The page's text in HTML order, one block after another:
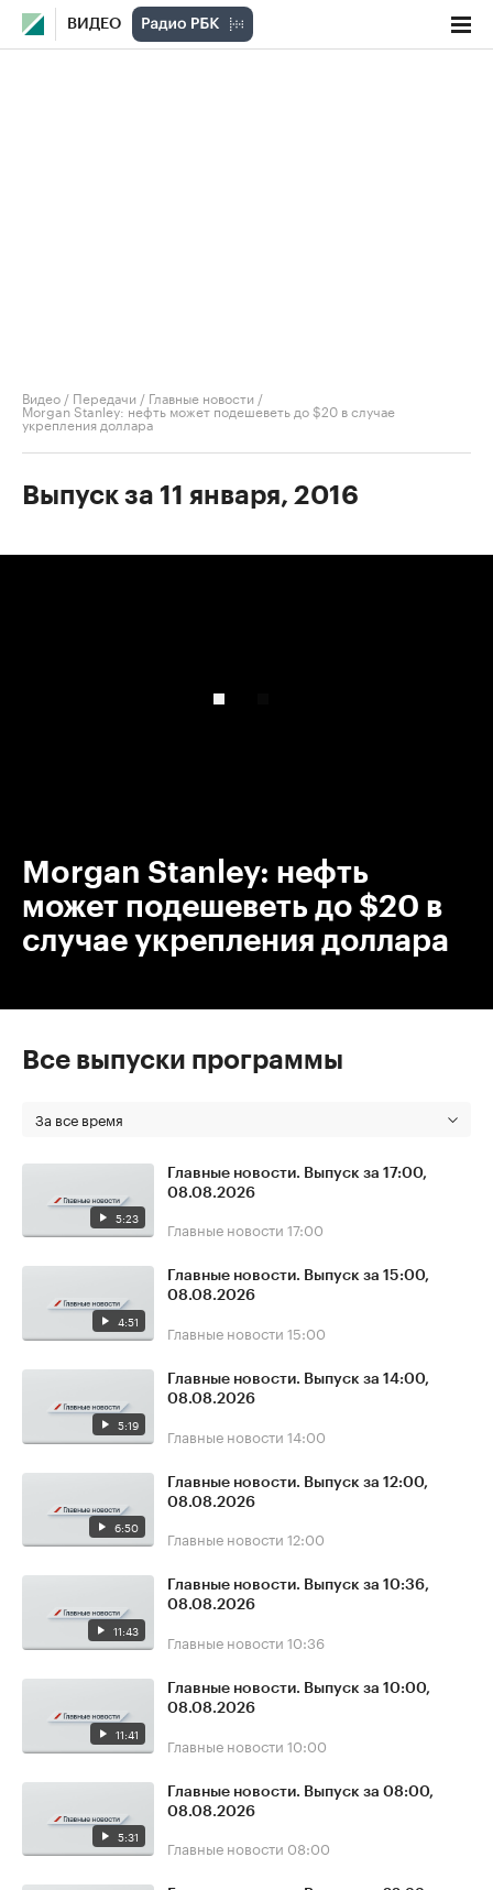
ВИДЕО
Видео / Передачи / Главные новости /
Morgan Stanley: нефть может подешеветь до $20 в случае
укрепления доллара
Выпуск за 11 января, 2016
Morgan Stanley: нефть
может подешеветь до $20 в
случае укрепления доллара
Все выпуски программы
За все время
5:23
Главные новости. Выпуск за 17:00,
08.08.2026
Главные новости 17:00
4:51
Главные новости. Выпуск за 15:00,
08.08.2026
Главные новости 15:00
5:19
Главные новости. Выпуск за 14:00,
08.08.2026
Главные новости 14:00
6:50
Главные новости. Выпуск за 12:00,
08.08.2026
Главные новости 12:00
11:43
Главные новости. Выпуск за 10:36,
08.08.2026
Главные новости 10:36
11:41
Главные новости. Выпуск за 10:00,
08.08.2026
Главные новости 10:00
5:31
Главные новости. Выпуск за 08:00,
08.08.2026
Главные новости 08:00